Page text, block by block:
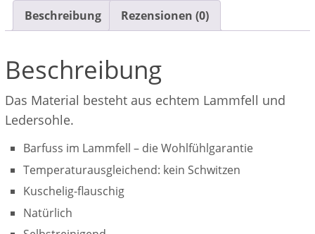
Beschreibung Rezensionen (0)
Beschreibung
Das Material besteht aus echtem Lammfell und
Ledersohle.
Barfuss im Lammfell – die Wohlfühlgarantie
Temperaturausgleichend: kein Schwitzen
Kuschelig-flauschig
Natürlich